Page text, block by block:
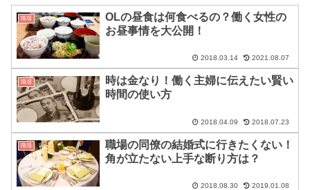
職場
OLの昼食は何食べるの？働く女性の
お昼事情を大公開！
2018.03.14 2021.08.07
職場
時は金なり！働く主婦に伝えたい賢い
時間の使い方
2018.04.09 2018.07.23
職場
職場の同僚の結婚式に行きたくない！
角が立たない上手な断り方は？
2018.08.30 2019.01.08